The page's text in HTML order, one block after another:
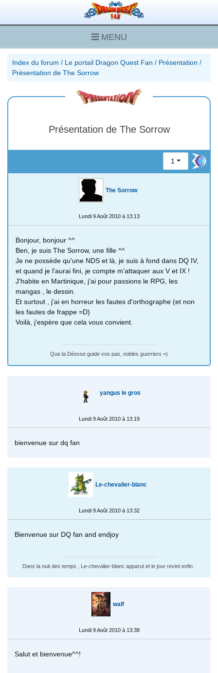
MENU
Index du forum / Le portail Dragon Quest Fan / Présentation /
Présentation de The Sorrow
Présentation de The Sorrow
1
The Sorrow
Lundi 9 Août 2010 à 13:13
Bonjour, bonjour ^^
Ben, je suis The Sorrow, une fille ^^
Je ne possède qu'une NDS et là, je suis à fond dans DQ IV,
et quand je l'aurai fini, je compte m'attaquer aux V et IX !
J'habite en Martinique, j'ai pour passions le RPG, les
mangas , le dessin.
Et surtout , j'ai en horreur les fautes d'orthographe (et non
les fautes de frappe =D)
Voilà, j'espère que cela vous convient.
Que la Déesse guide vos pas, nobles guerriers =)
yangus le gros
Lundi 9 Août 2010 à 13:19
bienvenue sur dq fan
Le-chevalier-blanc
Lundi 9 Août 2010 à 13:32
Bienvenue sur DQ fan and endjoy
Dans la nuit des temps , Le-chevalier-blanc apparut et le jour revint enfin .
walf
Lundi 9 Août 2010 à 13:38
Salut et bienvenue^^!